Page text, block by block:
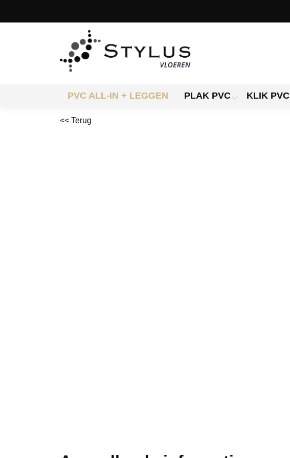
PVC ALL-IN + LEGGEN PLAK PVC KLIK PVC
<< Terug